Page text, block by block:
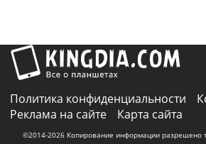
Политика конфиденциальности
Реклама на сайте
Карта сайта
©2014-2026 Копирование информации разрешено